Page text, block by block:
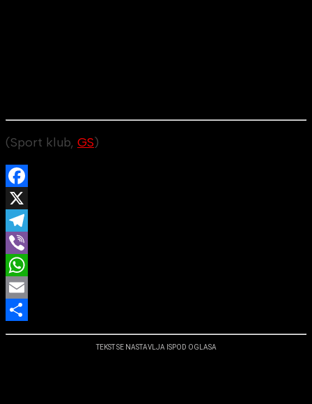
(Sport klub, GS)
Facebook
X
Telegram
Viber
WhatsApp
Email
Share
TEKST SE NASTAVLJA ISPOD OGLASA